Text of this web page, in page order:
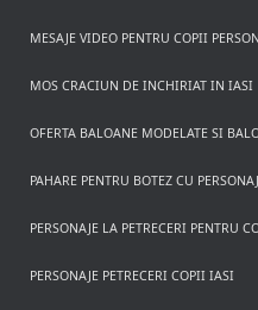
MESAJE VIDEO PENTRU COPII
MOS CRACIUN DE INCHIRIAT IN IASI
OFERTA BALOANE MODELATE SI
PAHARE PENTRU BOTEZ CU
PERSONAJE LA PETRECERI PENTRU
PERSONAJE PETRECERI COPII IASI